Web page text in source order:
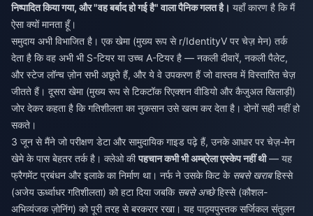
निष्पादित किया गया, और "वह बर्बाद हो गई है" वाला पैनिक गलत है। यहाँ कारण है कि मैं
ऐसा क्यों मानता हूँ।
समुदाय अभी विभाजित है। एक खेमा (मुख्य रूप से r/IdentityV पर चेज़ मेन) तर्क
देता है कि वह अभी भी S-टियर या उच्च A-टियर है — नकली दीवारें, नकली पैलेट,
और स्टेज लॉन्च ज़ोन सभी अछूते हैं, और ये वे उपकरण हैं जो वास्तव में विस्तारित चेज़
जीतते हैं। दूसरा खेमा (मुख्य रूप से टिकटॉक रिएक्शन वीडियो और कैजुअल खिलाड़ी)
जोर देकर कहता है कि गतिशीलता का नुकसान उसे खत्म कर देता है। दोनों सही नहीं हो
सकते।
3 जून से मैंने जो परीक्षण डेटा और सामुदायिक गाइड पढ़े हैं, उनके आधार पर चेज़-मेन
खेमे के पास बेहतर तर्क है। क्लेओ कीपहचान कभी भी अम्ब्रेला एस्केप नहीं थी— यह
फ्रैगमेंट प्रबंधन और इलाके का निर्माण था। नर्फ ने उसके किट के सबसे खराबहिस्से
(अजेय ऊर्ध्वाधर गतिशीलता) को हटा दिया जबकि सबसे अच्छेहिस्से (कौशल-
अभिव्यंजक ज़ोनिंग) को पूरी तरह से बरकरार रखा। यह पाठ्यपुस्तक सर्जिकल संतुलन